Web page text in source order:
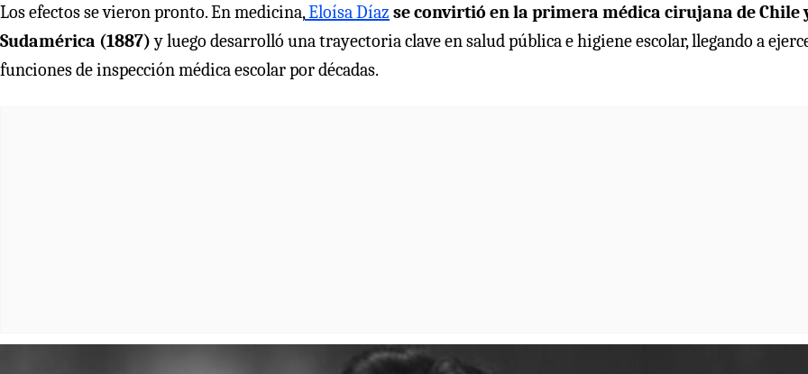
Los efectos se vieron pronto. En medicina,Eloísa Díaz se convirtió en la primera médica cirujana de Chile
Sudamérica (1887)y luego desarrolló una trayectoria clave en salud pública e higiene escolar, llegando a
funciones de inspección médica escolar por décadas.